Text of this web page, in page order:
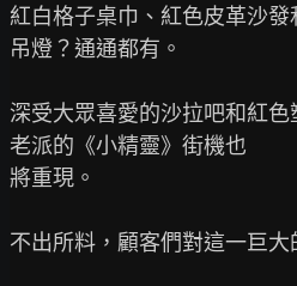
紅白格子桌巾、紅色皮革沙
吊燈？通通都有。
深受大眾喜愛的沙拉吧和紅
老派的《小精靈》街機也
將重現。
不出所料，顧客們對這一巨大